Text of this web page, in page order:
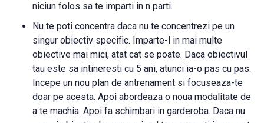
niciun folos sa te imparti in n parti.
Nu te poti concentra daca nu te concentrezi pe un
singur obiectiv specific. Imparte-l in mai multe
obiective mai mici, atat cat se poate. Daca obiectivul
tau este sa intineresti cu 5 ani, atunci ia-o pas cu pas.
Incepe un nou plan de antrenament si focuseaza-te
doar pe acesta. Apoi abordeaza o noua modalitate de
a te machia. Apoi fa schimbari in garderoba. Daca nu